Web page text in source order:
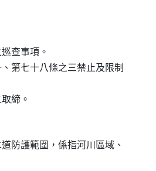
查事項。
第七十八條之三禁止及限制
締。
防護範圍，係指河川區域、